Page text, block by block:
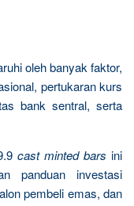
oleh banyak faktor,
pertukaran kurs
bank sentral, serta
cast minted barsini
panduan investasi
pembeli emas, dan